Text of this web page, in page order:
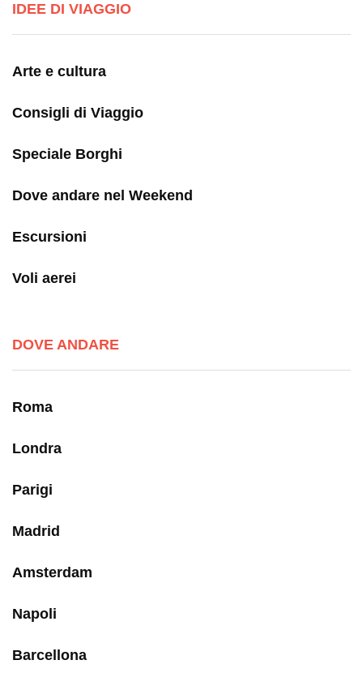
IDEE DI VIAGGIO
Arte e cultura
Consigli di Viaggio
Speciale Borghi
Dove andare nel Weekend
Escursioni
Voli aerei
DOVE ANDARE
Roma
Londra
Parigi
Madrid
Amsterdam
Napoli
Barcellona